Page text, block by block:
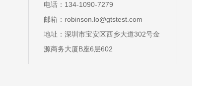
电话：134-1090-7279
邮箱：robinson.lo@gtstest.com
地址：深圳市宝安区西乡大道302号金
源商务大厦B座6层602